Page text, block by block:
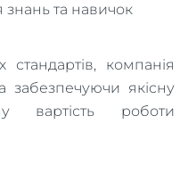
та навичок
компанія
забезпечуючи якісну
вартість роботи